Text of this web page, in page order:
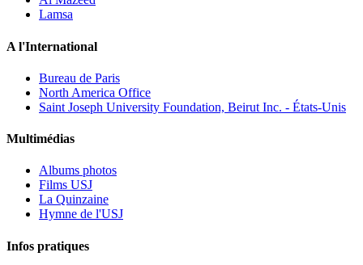
Lamsa
A l'International
Bureau de Paris
North America Office
Saint Joseph University Foundation, Beirut Inc. - États-Unis
Multimédias
Albums photos
Films USJ
La Quinzaine
Hymne de l'USJ
Infos pratiques